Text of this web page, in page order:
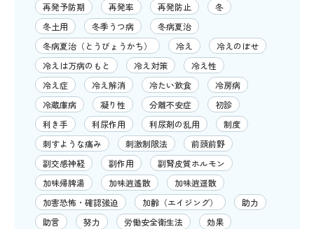
再発予防期
再発率 再発防止
冬
冬土用
冬季うつ病
冬病夏治
冬病夏治（とうびょうかち）
冷え
冷えのぼせ
冷えは万病のもと
冷え対策
冷え性
冷え症
冷え解消 冷たい飲食
冷房病
冷蔵庫病
凝り性 分離不安症
初診
利き手
利尿作用 利尿剤の乱用
制度
刺すような痛み
刺激制限法
前頭前野
副交感神経
副作用
副腎皮質ホルモン
加味帰脾湯
加味逍遙散
加味逍遥散
加害恐怖・確認強迫
加齢（エイジング）
助力
助言
努力 労働安全衛生法
効果